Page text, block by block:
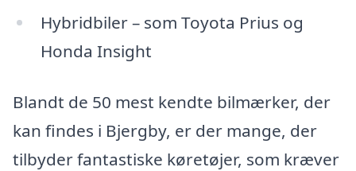
Hybridbiler – som Toyota Prius og
Honda Insight
Blandt de 50 mest kendte bilmærker, der
kan findes i Bjergby, er der mange, der
tilbyder fantastiske køretøjer, som kræver